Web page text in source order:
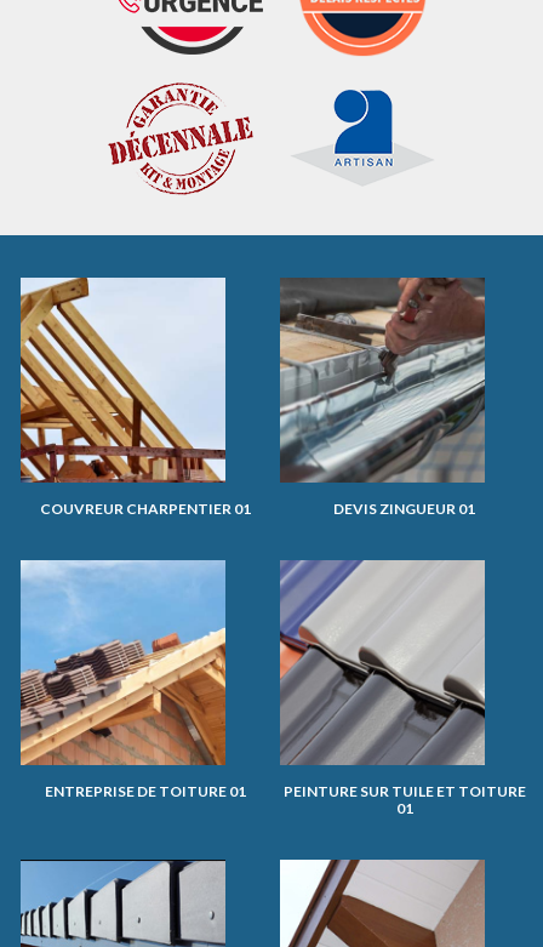
COUVREUR CHARPENTIER 01 DEVIS ZINGUEUR 01
ENTREPRISE DE TOITURE 01
PEINTURE SUR TUILE ET TOITURE
01